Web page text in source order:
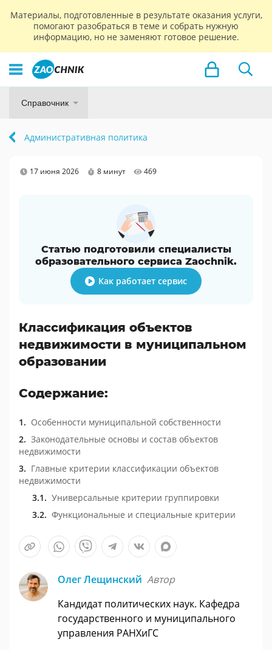
Материалы, подготовленные в результате оказания услуги,
помогают разобраться в теме и собрать нужную
информацию, но не заменяют готовое решение.
Справочник
Административная политика
17 июня 2026 8 минут 469
Статью подготовили специалисты
образовательного сервиса Zaochnik.
Как работает сервис
Классификация объектов
недвижимости в муниципальном
образовании
Содержание:
Особенности муниципальной собственности
Законодательные основы и состав объектов
недвижимости
Главные критерии классификации объектов
недвижимости
Универсальные критерии группировки
Функциональные и специальные критерии
Олег Лещинский Автор
Кандидат политических наук. Кафедра
государственного и муниципального
управления РАНХиГС